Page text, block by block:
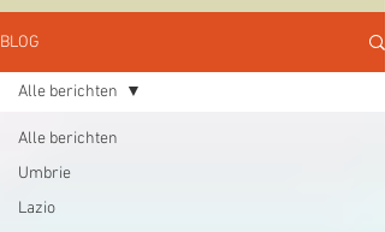
BLOG
Alle berichten
Umbrie
Lazio
Alle berichten